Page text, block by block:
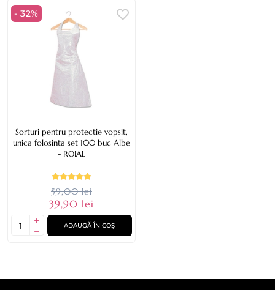
- 32%
Sorturi pentru protectie vopsit,
unica folosinta set 100 buc Albe
- ROIAL
59,00 lei
39,90 lei
ADAUGĂ ÎN COȘ